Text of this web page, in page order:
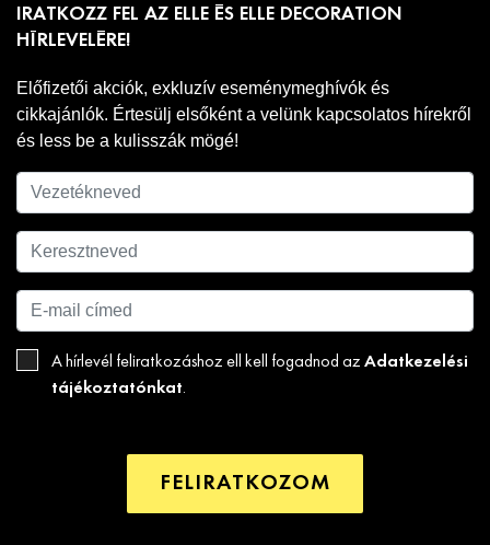
IRATKOZZ FEL AZ ELLE ÉS ELLE DECORATION
HÍRLEVELÉRE!
Előfizetői akciók, exkluzív eseménymeghívók és
cikkajánlók. Értesülj elsőként a velünk kapcsolatos hírekről
és less be a kulisszák mögé!
A hírlevél feliratkozáshoz ell kell fogadnod az Adatkezelési
tájékoztatónkat.
FELIRATKOZOM